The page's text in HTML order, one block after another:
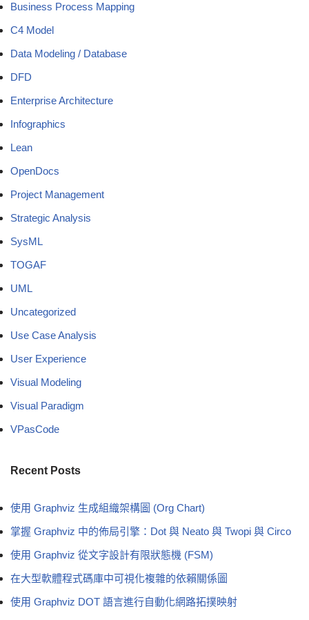
Business Process Mapping
C4 Model
Data Modeling / Database
DFD
Enterprise Architecture
Infographics
Lean
OpenDocs
Project Management
Strategic Analysis
SysML
TOGAF
UML
Uncategorized
Use Case Analysis
User Experience
Visual Modeling
Visual Paradigm
VPasCode
Recent Posts
使用 Graphviz 生成組織架構圖 (Org Chart)
掌握 Graphviz 中的佈局引擎：Dot 與 Neato 與 Twopi 與 Circo
使用 Graphviz 從文字設計有限狀態機 (FSM)
在大型軟體程式碼庫中可視化複雜的依賴關係圖
使用 Graphviz DOT 語言進行自動化網路拓撲映射